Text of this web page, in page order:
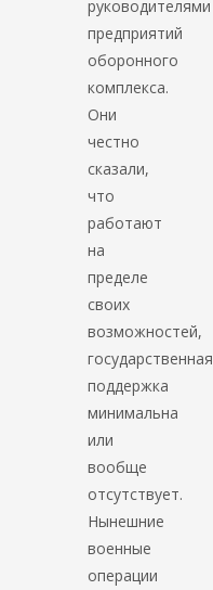
руководителями
предприятий
оборонного
комплекса.
Они
честно
сказали,
что
работают
на
пределе
своих
возможностей,
государственная
поддержка
минимальна
или
вообще
отсутствует.
Нынешние
военные
операции